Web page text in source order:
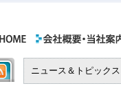
ニュース＆トピックス